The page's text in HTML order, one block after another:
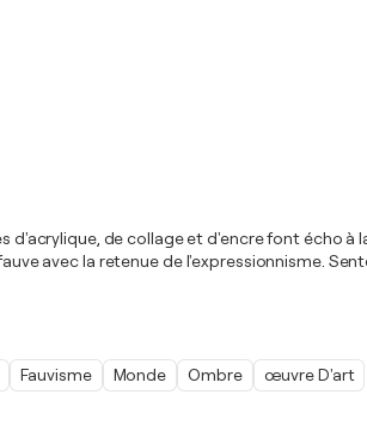
de collage et d'encre font écho à
avec la retenue de l'expressionnisme.
Fauvisme Monde Ombre œuvre D'art